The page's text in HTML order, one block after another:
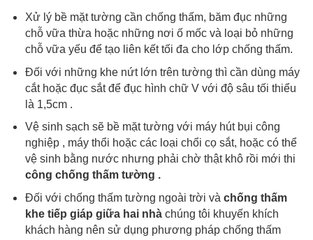
Xử lý bề mặt tường cần chống thấm, băm đục những
chỗ vữa thừa hoặc những nơi ố mốc và loại bỏ những
chỗ vữa yếu để tạo liên kết tối đa cho lớp chống thấm.
Đối với những khe nứt lớn trên tường thì cần dùng máy
cắt hoặc đục sắt để đục hình chữ V với độ sâu tối thiểu
là 1,5cm .
Vệ sinh sạch sẽ bề mặt tường với máy hút bụi công
nghiệp , máy thổi hoặc các loại chổi cọ sắt, hoặc có thể
công chống thấm tường .
Đối với chống thấm tường ngoài trời và chống thấm
khe tiếp giáp giữa hai nhà chúng tôi khuyến khích
khách hàng nên sử dụng phương pháp chống thấm